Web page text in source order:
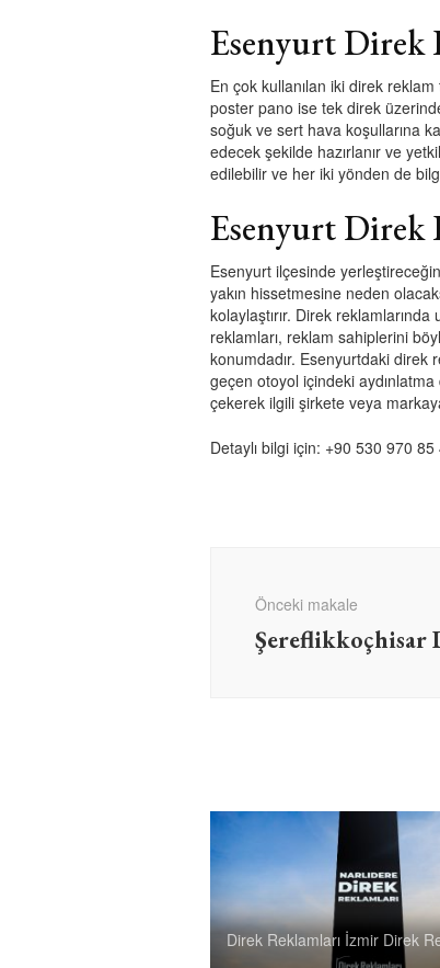
Esenyurt Direk
En çok kullanılan iki direk
poster pano ise tek direk
soğuk ve sert hava koşullarına
edecek şekilde hazırlanır ve
edilebilir ve her iki yönden de
Esenyurt Direk
Esenyurt ilçesinde
yakın hissetmesine neden
kolaylaştırır. Direk
reklamları, reklam sahiplerini
konumdadır. Esenyurtdaki direk
geçen otoyol içindeki
çekerek ilgili şirkete veya
Detaylı bilgi için: +90 530 970 85
Önceki makale
Şereflikkoçhisar
Direk Reklamları İzmir Direk